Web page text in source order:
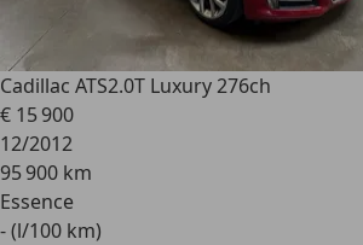
Cadillac ATS2.0T Luxury 276ch
€ 15 900
12/2012
95 900 km
Essence
- (l/100 km)